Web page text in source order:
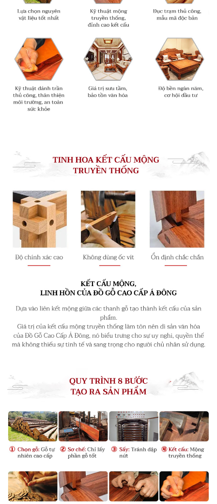
hiền, ngoại vương”.
ôm lấy người ngồi, đồng thời các thanh uốn cong như
nắm trọn người ngồi bằng cả hai tay, lại có tác dụng
nâng đỡ cho người ngồi, trùng khớp với " tình cảm
bao bọc, tình nghĩa thắm đượm, nâng đỡ.